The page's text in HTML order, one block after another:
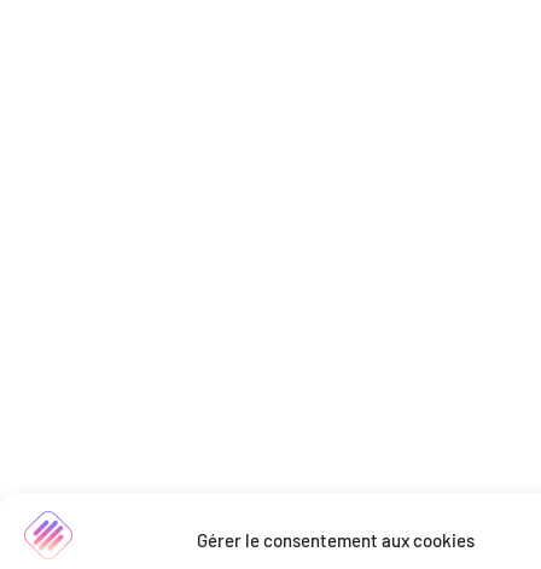
Gérer le consentement aux cookies